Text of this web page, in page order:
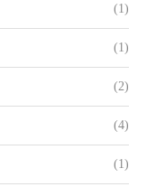
(1)
(1)
(2)
(4)
(1)